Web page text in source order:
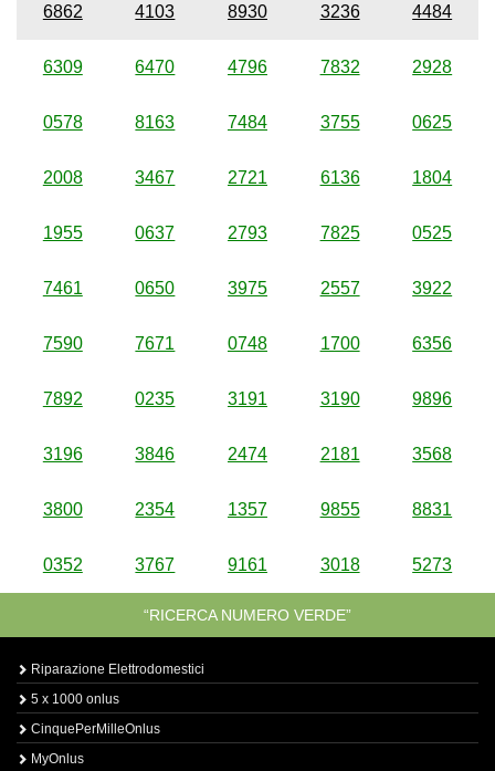
6862 4103 8930 3236 4484
6309 6470 4796 7832 2928
0578 8163 7484 3755 0625
2008 3467 2721 6136 1804
1955 0637 2793 7825 0525
7461 0650 3975 2557 3922
7590 7671 0748 1700 6356
7892 0235 3191 3190 9896
3196 3846 2474 2181 3568
3800 2354 1357 9855 8831
0352 3767 9161 3018 5273
“RICERCA NUMERO VERDE”
Riparazione Elettrodomestici
5 x 1000 onlus
CinquePerMilleOnlus
MyOnlus